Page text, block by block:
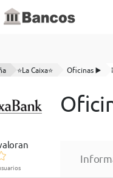
⭐La Caixa⭐ Oficinas ▶️